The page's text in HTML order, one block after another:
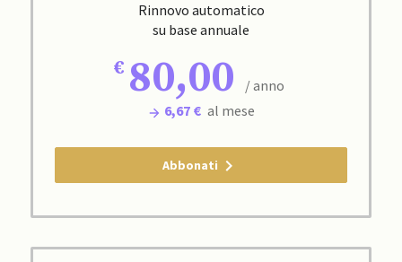
Rinnovo automatico
su base annuale
80,00
/ anno
6,67 € al mese
Abbonati